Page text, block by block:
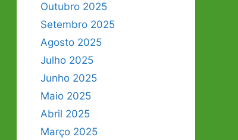
Outubro 2025
Setembro 2025
Agosto 2025
Julho 2025
Junho 2025
Maio 2025
Abril 2025
Março 2025